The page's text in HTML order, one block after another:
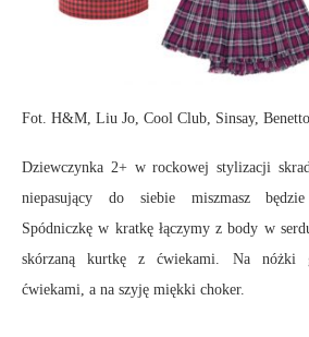
Fot. H&M, Liu Jo, Cool Club, Sinsay,
Dziewczynka 2+ w rockowej stylizacji
niepasujący do siebie miszmasz będzie
Spódniczkę w kratkę łączymy z body w
skórzaną kurtkę z ćwiekami. Na nóżki
ćwiekami, a na szyję miękki choker.